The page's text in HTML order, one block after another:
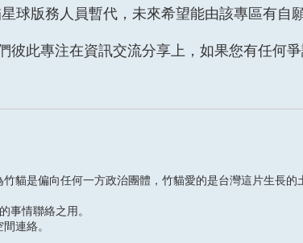
球版務人員暫代，未來希望能由該專區有自
此專注在資訊交流分享上，如果您有任何爭
貓是偏向任何一方政治團體，竹貓愛的是台灣這片生長的
事情聯絡之用。
連絡。